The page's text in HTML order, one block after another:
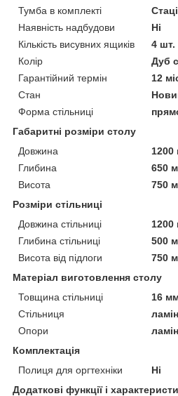
Тумба в комплекті
Наявність надбудови
Ні
Кількість висувних ящиків
4 шт.
Колір
Дуб
Гарантійний термін
12
Стан
Форма стільниці
Габаритні розміри столу
Довжина
1200
Глибина
650
Висота
750
Розміри стільниці
Довжина стільниці
1200
Глибина стільниці
500
Висота від підлоги
750
Матеріал виготовлення столу
Товщина стільниці
16
Стільниця
Опори
Комплектація
Полиця для оргтехніки
Ні
Додаткові функції і